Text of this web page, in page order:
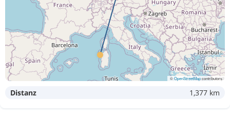
©OpenStreetMapcontributors
Distanz 1,377 km